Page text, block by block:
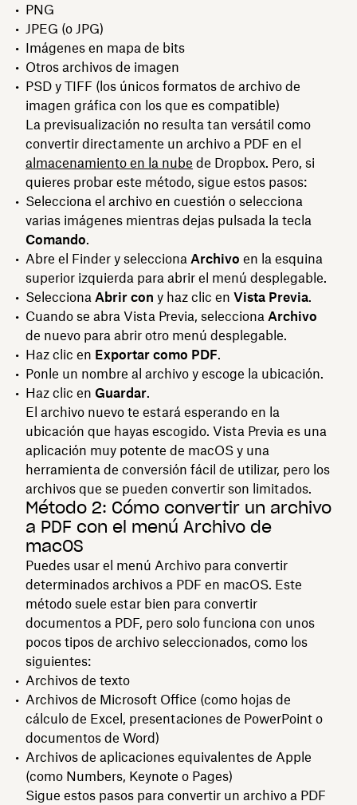
PNG
JPEG (o JPG)
Imágenes en mapa de bits
Otros archivos de imagen
PSD y TIFF (los únicos formatos de archivo de
imagen gráfica con los que es compatible)
La previsualización no resulta tan versátil como
convertir directamente un archivo a PDF en el
almacenamiento en la nube de Dropbox. Pero, si
quieres probar este método, sigue estos pasos:
Selecciona el archivo en cuestión o selecciona
varias imágenes mientras dejas pulsada la tecla
Comando.
Abre el Finder y selecciona Archivo en la esquina
superior izquierda para abrir el menú desplegable.
Selecciona Abrir con y haz clic en Vista Previa.
Cuando se abra Vista Previa, selecciona Archivo
de nuevo para abrir otro menú desplegable.
Haz clic en Exportar como PDF.
Ponle un nombre al archivo y escoge la ubicación.
Haz clic en Guardar.
El archivo nuevo te estará esperando en la
ubicación que hayas escogido. Vista Previa es una
aplicación muy potente de macOS y una
herramienta de conversión fácil de utilizar, pero los
archivos que se pueden convertir son limitados.
Método 2: Cómo convertir un archivo
a PDF con el menú Archivo de
macOS
Puedes usar el menú Archivo para convertir
determinados archivos a PDF en macOS. Este
método suele estar bien para convertir
documentos a PDF, pero solo funciona con unos
pocos tipos de archivo seleccionados, como los
siguientes:
Archivos de texto
Archivos de Microsoft Office (como hojas de
cálculo de Excel, presentaciones de PowerPoint o
documentos de Word)
Archivos de aplicaciones equivalentes de Apple
(como Numbers, Keynote o Pages)
Sigue estos pasos para convertir un archivo a PDF